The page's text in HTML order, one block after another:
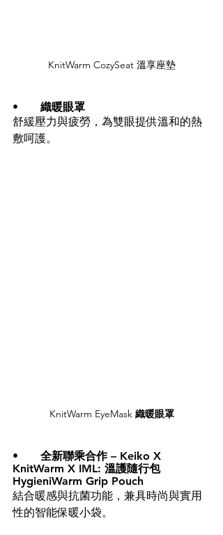
KnitWarm CozySeat 溫享座墊
織暖眼罩
舒緩壓力與疲勞，為雙眼提供溫和的熱
敷呵護。
KnitWarm EyeMask 織暖眼罩
•	全新聯乘合作 – Keiko X
KnitWarm X IML: 溫護隨行包
HygieniWarm Grip Pouch
結合暖感與抗菌功能，兼具時尚與實用
性的智能保暖小袋。